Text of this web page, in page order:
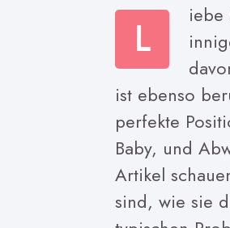
L
iebe
ist ebenso
perfekte
Baby, und
Artikel
sind, wie sie